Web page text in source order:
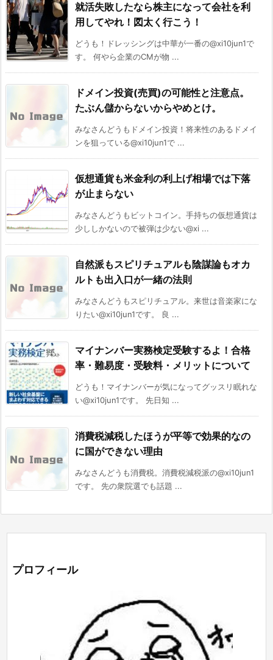
就活失敗したなら株主になって会社を利
用してやれ！図太く行こう！
どうも！ドレッシングは中華が一番の@xi10jun1で
す。 何やら企業のCMが物 ...
ドメイン投資(売買)の可能性と注意点。
たぶん儲からないからやめとけ。
みなさんどうもドメイン投資！将来性のあるドメイ
ンを狙っている@xi10jun1で ...
仮想通貨も米金利の利上げ相場では下落
が止まらない
みなさんどうもビットコイン。手持ちの仮想通貨は
少ししかないので被弾は少ない@xi ...
自然派もスピリチュアルも陰謀論もオカ
ルトも出入口が一緒の法則
みなさんどうもスピリチュアル。来世は音楽家にな
りたい@xi10jun1です。 良 ...
マイナンバー実務検定受験するよ！合格
率・難易度・受験料・メリットについて
どうも！マイナンバーが気になってグッスリ眠れな
い@xi10jun1です。 先日知 ...
消費税減税したほうが平等で効果的なの
に国ができない理由
みなさんどうも消費税。消費税減税派の@xi10jun1
です。 先の衆院選でも話題 ...
プロフィール